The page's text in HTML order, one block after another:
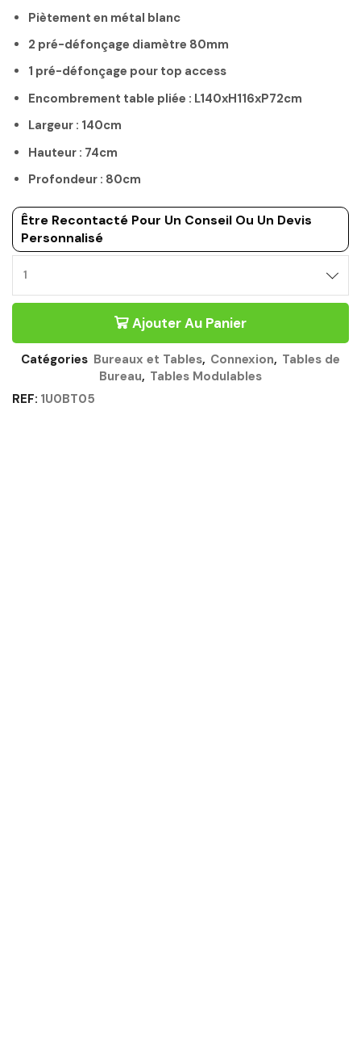
Piètement en métal blanc
2 pré-défonçage diamètre 80mm
1 pré-défonçage pour top access
Encombrement table pliée : L140xH116xP72cm
Largeur : 140cm
Hauteur : 74cm
Profondeur : 80cm
Être Recontacté Pour Un Conseil Ou Un Devis
Personnalisé
MOBILE
RABATTABLE
CHÊNE
STRUCTURÉ
-
Ajouter Au Panier
Catégories Bureaux et Tables, Connexion, Tables de
Bureau, Tables Modulables
REF: 1U0BT05